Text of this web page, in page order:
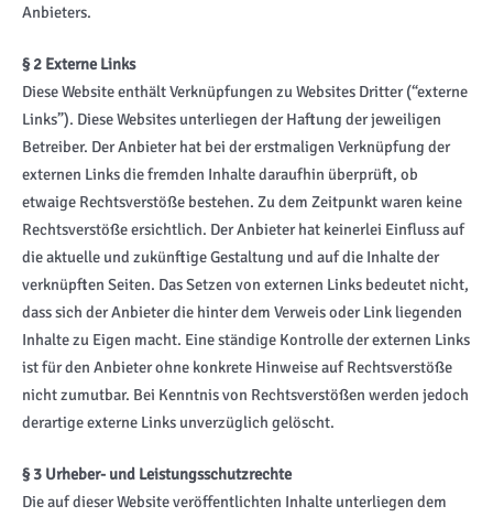
Anbieters.
§ 2 Externe Links
Diese Website enthält Verknüpfungen zu Websites Dritter (“externe
Links”). Diese Websites unterliegen der Haftung der jeweiligen
Betreiber. Der Anbieter hat bei der erstmaligen Verknüpfung der
externen Links die fremden Inhalte daraufhin überprüft, ob
etwaige Rechtsverstöße bestehen. Zu dem Zeitpunkt waren keine
Rechtsverstöße ersichtlich. Der Anbieter hat keinerlei Einfluss auf
die aktuelle und zukünftige Gestaltung und auf die Inhalte der
verknüpften Seiten. Das Setzen von externen Links bedeutet nicht,
dass sich der Anbieter die hinter dem Verweis oder Link liegenden
Inhalte zu Eigen macht. Eine ständige Kontrolle der externen Links
ist für den Anbieter ohne konkrete Hinweise auf Rechtsverstöße
nicht zumutbar. Bei Kenntnis von Rechtsverstößen werden jedoch
derartige externe Links unverzüglich gelöscht.
§ 3 Urheber- und Leistungsschutzrechte
Die auf dieser Website veröffentlichten Inhalte unterliegen dem